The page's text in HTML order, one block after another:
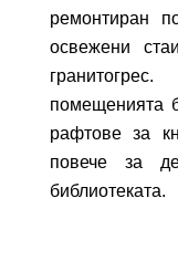
ремонтиран
освежени
гранитогрес.
помещенията
рафтове за
повече за
библиотеката.